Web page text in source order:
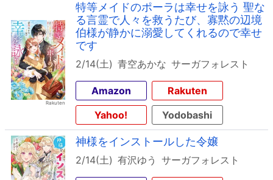
特等メイドのポーラは幸せを詠う 聖な
る言霊で人々を救うたび、寡黙の辺境
伯様が静かに溺愛してくれるので幸せ
です
2/14(土) 青空あかな サーガフォレスト
Amazon
Rakuten
Yahoo!
Yodobashi
神様をインストールした令嬢
2/14(土) 有沢ゆう サーガフォレスト